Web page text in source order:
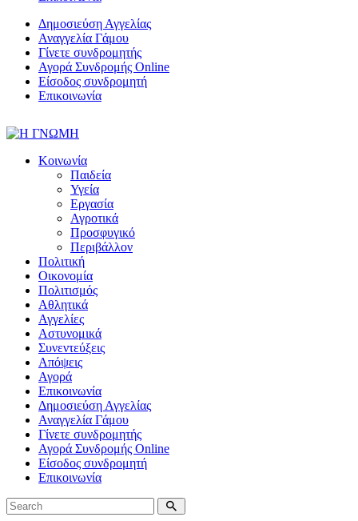
Δημοσιεύση Αγγελίας
Αναγγελία Γάμου
Γίνετε συνδρομητής
Αγορά Συνδρομής Online
Είσοδος συνδρομητή
Επικοινωνία
Κοινωνία
Παιδεία
Υγεία
Εργασία
Αγροτικά
Προσφυγικό
Περιβάλλον
Πολιτική
Οικονομία
Πολιτισμός
Αθλητικά
Αγγελίες
Αστυνομικά
Συνεντεύξεις
Απόψεις
Αγορά
Επικοινωνία
Δημοσιεύση Αγγελίας
Αναγγελία Γάμου
Γίνετε συνδρομητής
Αγορά Συνδρομής Online
Είσοδος συνδρομητή
Επικοινωνία